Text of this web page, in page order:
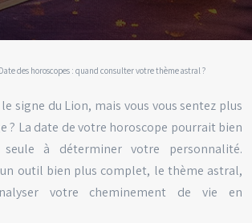
des horoscopes : quand consulter votre thème astral ?
signe du Lion, mais vous vous sentez plus
? La date de votre horoscope pourrait bien
à déterminer votre personnalité.
outil bien plus complet, le thème astral,
votre cheminement de vie en